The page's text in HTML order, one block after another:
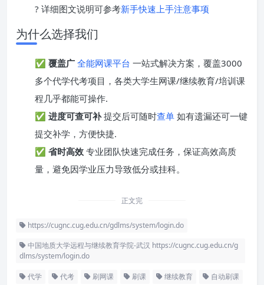
? 详细图文说明可参考新手快速上手注意事项
为什么选择我们
✅ 覆盖广 全能网课平台 一站式解决方案，覆盖3000
多个代学代考项目，各类大学生网课/继续教育/培训课
程几乎都能可操作.
✅ 进度可查可补提交后可随时查单 如有遗漏还可一键
提交补学，方便快捷.
✅ 省时高效 专业团队快速完成任务，保证高效高质
量，避免因学业压力导致低分或挂科。
正文完
https://cugnc.cug.edu.cn/gdlms/system/login.do
中国地质大学远程与继续教育学院-武汉 https://cugnc.cug.edu.cn/g
dlms/system/login.do
代学 代考 刷网课 刷课 继续教育 自动刷课